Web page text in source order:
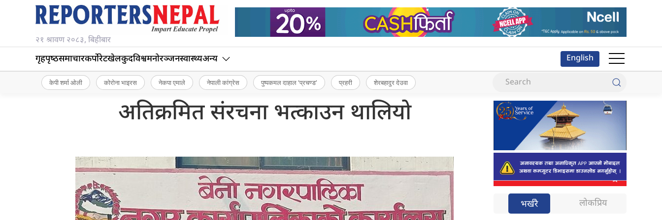
२१ श्रावण २०८३, बिहीबार
गृहपृष्‍ठसमाचारकर्पोरेटखेलकुदविश्वमनोरञ्जनस्वास्थ्यअन्य English
केपी शर्मा ओली कोरोना भाइरस नेकपा एमाले नेपाली कांग्रेस पुष्पकमल दाहाल ‘प्रचण्ड’ प्रहरी शेरबहादुर देउवा
अतिक्रमित संरचना भत्काउन थालियो
भर्खरै लोकप्रिय